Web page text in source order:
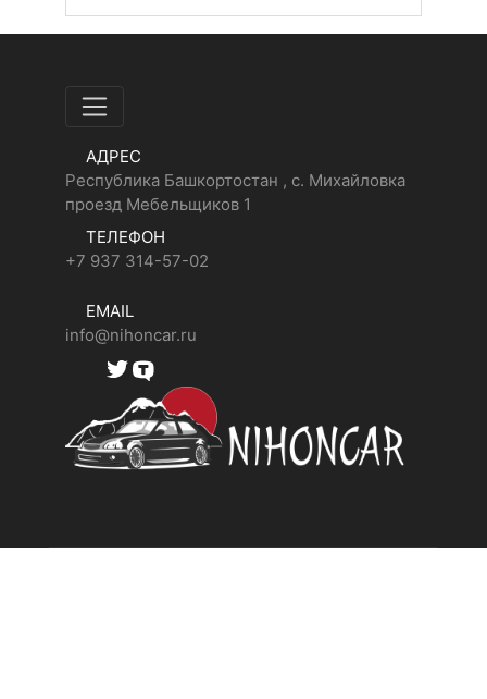
АДРЕС
Республика Башкортостан , с. Михайловка
проезд Мебельщиков 1
ТЕЛЕФОН
+7 937 314-57-02
EMAIL
info@nihoncar.ru